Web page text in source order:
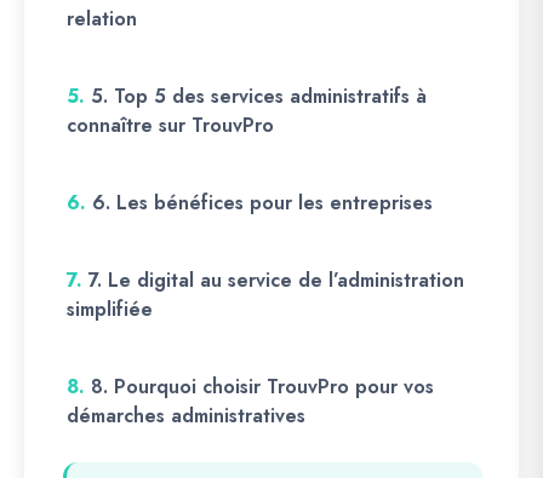
relation
5. 5. Top 5 des services administratifs à
connaître sur TrouvPro
6. 6. Les bénéfices pour les entreprises
7. 7. Le digital au service de l’administration
simplifiée
8. 8. Pourquoi choisir TrouvPro pour vos
démarches administratives